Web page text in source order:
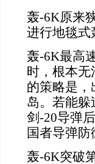
轰-6K原来
进行地毯式
轰-6K最高
时，根本
的策略是，
岛。若能躲
剑-20导弹
国者导弹防
轰-6K突破